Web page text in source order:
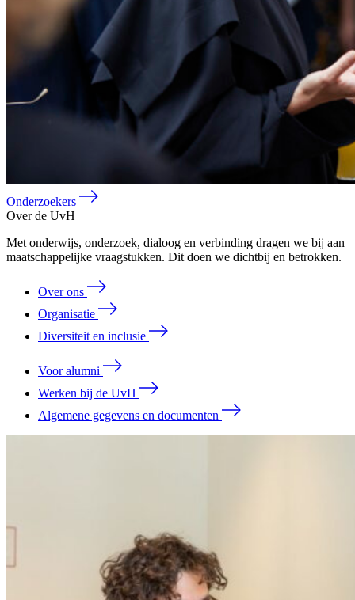
Onderzoekers
Over de UvH
Met onderwijs, onderzoek, dialoog en verbinding dragen we bij aan
maatschappelijke vraagstukken. Dit doen we dichtbij en betrokken.
Over ons
Organisatie
Diversiteit en inclusie
Voor alumni
Werken bij de UvH
Algemene gegevens en documenten